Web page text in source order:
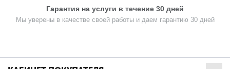
Гарантия на услуги в течение 30 дней
Мы уверены в качестве своей работы и даем гарантию 30 дней